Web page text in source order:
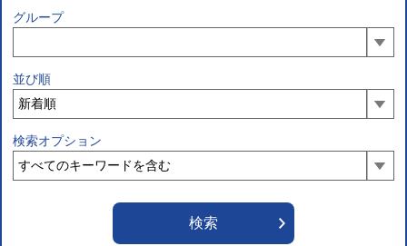
グループ
並び順
検索オプション